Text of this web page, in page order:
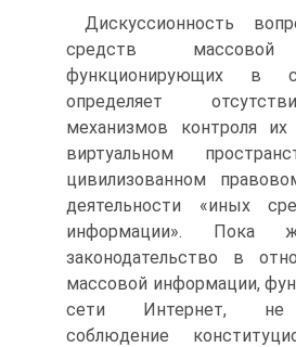
Дискуссионность
средств массовой
функционирующих в
определяет
механизмов контроля их
виртуальном
цивилизованном
деятельности «иных
информации». Пока
законодательство в
массовой информации,
сети Интернет, не
соблюдение